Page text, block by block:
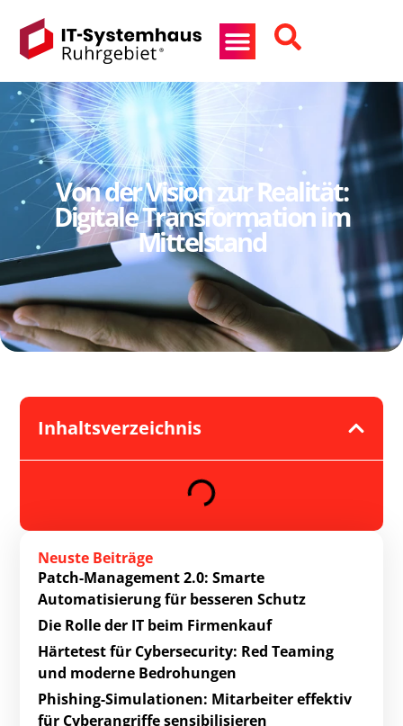
Von der Vision zur Realität:
Digitale Transformation im
Mittelstand
Inhaltsverzeichnis
Neuste Beiträge
Patch-Management 2.0: Smarte
Automatisierung für besseren Schutz
Die Rolle der IT beim Firmenkauf
Härtetest für Cybersecurity: Red Teaming
und moderne Bedrohungen
Phishing-Simulationen: Mitarbeiter effektiv
für Cyberangriffe sensibilisieren